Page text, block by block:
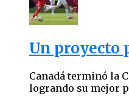
Un proyecto
Canadá terminó la
logrando su mejor